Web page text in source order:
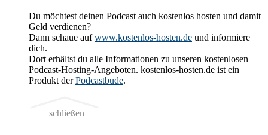
Du möchtest deinen Podcast auch kostenlos hosten und damit
Geld verdienen?
Dann schaue aufwww.kostenlos-hosten.de und informiere
dich.
Dort erhältst du alle Informationen zu unseren kostenlosen
Podcast-Hosting-Angeboten. kostenlos-hosten.de ist ein
Produkt derPodcastbude.
schließen